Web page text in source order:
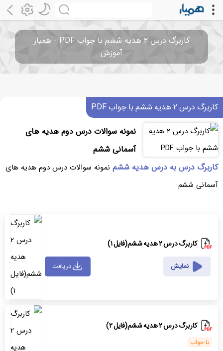
کاربرگ درس ۲ هدیه ششم با جواب PDF - همیار
آموزش
کاربرگ درس ۲ هدیه ششم با جواب PDF
نمونه سوالات درس دوم هدیه های
آسمانی ششم
کاربرگ درس به درس هدیه ششم نمونه سوالات درس دوم هدیه های
آسمانی ششم
کاربرگ درس ۲ هدیه ششم(فایل ۱)
نمایش دریافت
کاربرگ درس ۲ هدیه ششم(فایل ۲)
با جواب